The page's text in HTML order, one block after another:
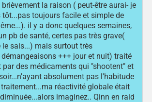
la raison ( peut-être aurai- je
toujours facile et simple de
il y a donc quelques semaines,
pb de santé, certes pas très grave(
le sais...) mais surtout très
+++ jour et nuit) traité
des médicaments qui "shootent" et
absolument pas l'habitude
traitement...ma réactivité globale était
imaginez.. Qinn en raid